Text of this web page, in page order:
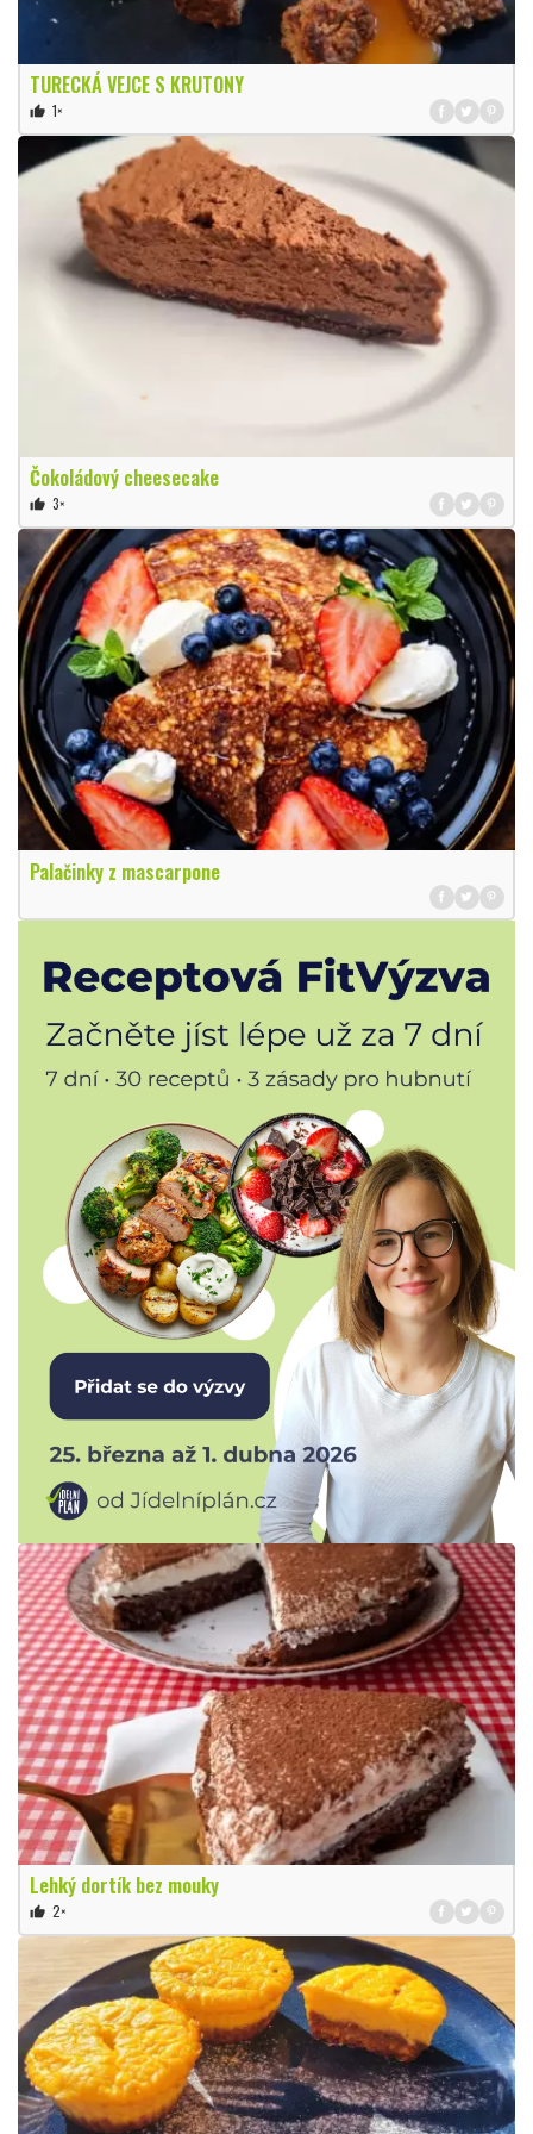
TURECKÁ VEJCE S KRUTONY
thumb_up 1×
Čokoládový cheesecake
thumb_up 3×
Palačinky z mascarpone
Lehký dortík bez mouky
thumb_up 2×